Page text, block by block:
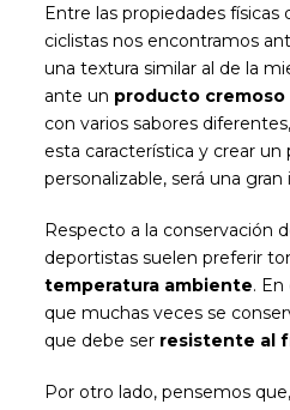
Entre las propiedades
ciclistas nos encontramos
una textura similar al de la
ante un producto cremoso
con varios sabores
esta característica y crear un
personalizable, será una gran
Respecto a la conservación
deportistas suelen preferir
temperatura ambiente.
que muchas veces se
que debe ser resistente al
Por otro lado, pensemos